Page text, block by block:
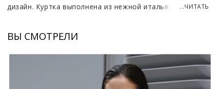
дизайн. Куртка выполнена из нежной итальянской
защищает от ветра и влаги, а также сохраняет тепло
даже при пониженных температурах, что делает эту
модель практичным выбором для зимы.
Воротник украшен роскошным съёмным мехом лисы,
...ЧИТАТЬ
ВЫ СМОТРЕЛИ